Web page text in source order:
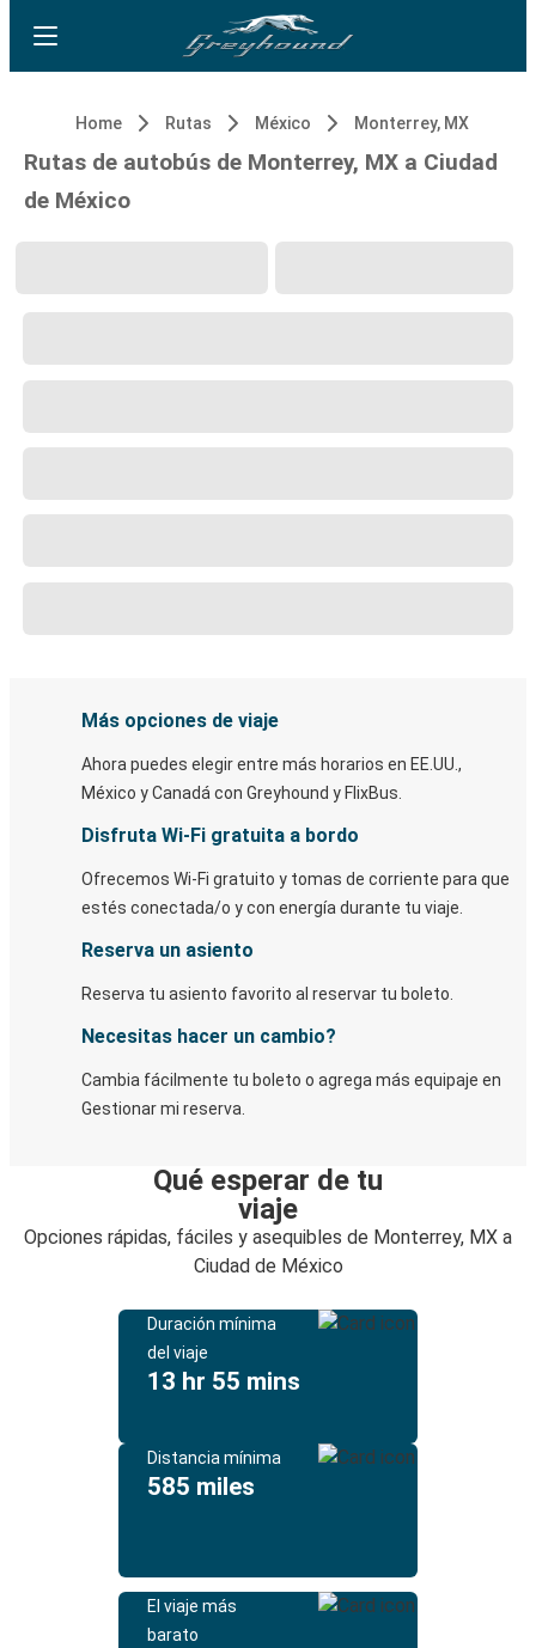
Home Rutas México Monterrey, MX
Rutas de autobús de Monterrey, MX a Ciudad
de México
Más opciones de viaje
Ahora puedes elegir entre más horarios en EE.UU.,
México y Canadá con Greyhound y FlixBus.
Disfruta Wi-Fi gratuita a bordo
Ofrecemos Wi-Fi gratuito y tomas de corriente para que
estés conectada/o y con energía durante tu viaje.
Reserva un asiento
Reserva tu asiento favorito al reservar tu boleto.
Necesitas hacer un cambio?
Cambia fácilmente tu boleto o agrega más equipaje en
Gestionar mi reserva.
Qué esperar de tu
viaje
Opciones rápidas, fáciles y asequibles de Monterrey, MX a
Ciudad de México
Duración mínima
del viaje
13 hr 55 mins
Distancia mínima
585 miles
El viaje más
barato